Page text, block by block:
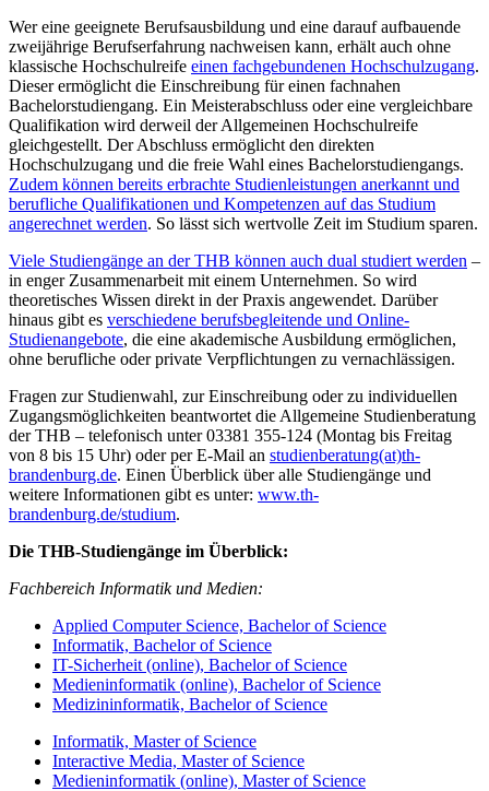
Wer eine geeignete Berufsausbildung und eine darauf aufbauende
zweijährige Berufserfahrung nachweisen kann, erhält auch ohne
klassische Hochschulreife einen fachgebundenen Hochschulzugang.
Dieser ermöglicht die Einschreibung für einen fachnahen
Bachelorstudiengang. Ein Meisterabschluss oder eine vergleichbare
Qualifikation wird derweil der Allgemeinen Hochschulreife
gleichgestellt. Der Abschluss ermöglicht den direkten
Hochschulzugang und die freie Wahl eines Bachelorstudiengangs.
Zudem können bereits erbrachte Studienleistungen anerkannt und
berufliche Qualifikationen und Kompetenzen auf das Studium
angerechnet werden. So lässt sich wertvolle Zeit im Studium sparen.
Viele Studiengänge an der THB können auch dual studiert werden –
in enger Zusammenarbeit mit einem Unternehmen. So wird
theoretisches Wissen direkt in der Praxis angewendet. Darüber
hinaus gibt es verschiedene berufsbegleitende und Online-
Studienangebote, die eine akademische Ausbildung ermöglichen,
ohne berufliche oder private Verpflichtungen zu vernachlässigen.
Fragen zur Studienwahl, zur Einschreibung oder zu individuellen
Zugangsmöglichkeiten beantwortet die Allgemeine Studienberatung
der THB – telefonisch unter 03381 355-124 (Montag bis Freitag
von 8 bis 15 Uhr) oder per E-Mail an studienberatung(at)th-
brandenburg.de. Einen Überblick über alle Studiengänge und
weitere Informationen gibt es unter: www.th-
brandenburg.de/studium.
Die THB-Studiengänge im Überblick:
Fachbereich Informatik und Medien:
Applied Computer Science, Bachelor of Science
Informatik, Bachelor of Science
IT-Sicherheit (online), Bachelor of Science
Medieninformatik (online), Bachelor of Science
Medizininformatik, Bachelor of Science
Informatik, Master of Science
Interactive Media, Master of Science
Medieninformatik (online), Master of Science